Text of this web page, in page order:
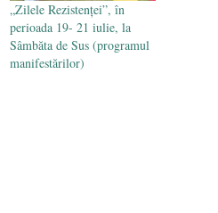
„Zilele Rezistenței”, în
perioada 19- 21 iulie, la
Sâmbăta de Sus (programul
manifestărilor)